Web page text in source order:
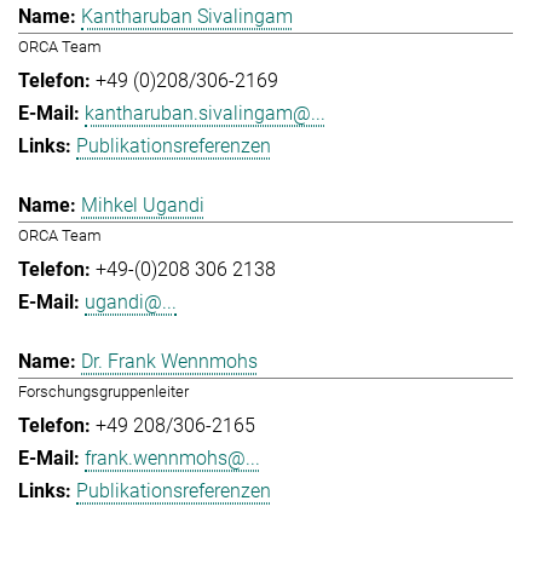
Kantharuban Sivalingam
ORCA Team
+49 (0)208/306-2169
kantharuban.sivalingam@...
Publikationsreferenzen
Mihkel Ugandi
ORCA Team
+49-(0)208 306 2138
ugandi@...
Dr. Frank Wennmohs
Forschungsgruppenleiter
+49 208/306-2165
frank.wennmohs@...
Publikationsreferenzen